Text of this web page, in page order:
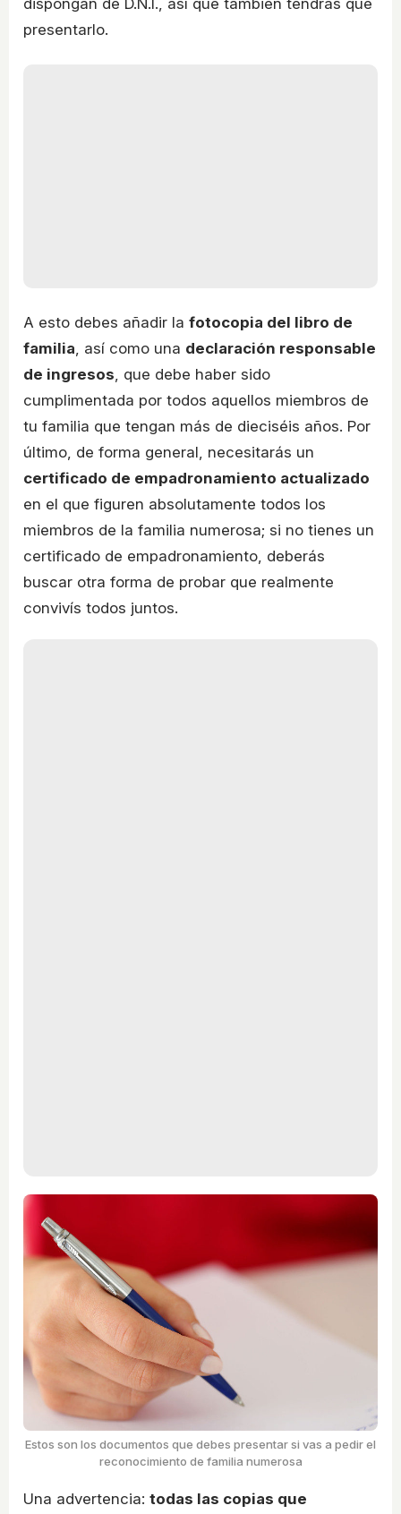
dispongan de D.N.I., así que también tendrás que
presentarlo.
A esto debes añadir la fotocopia del libro de
familia, así como una declaración responsable
de ingresos, que debe haber sido
cumplimentada por todos aquellos miembros de
tu familia que tengan más de dieciséis años. Por
último, de forma general, necesitarás un
certificado de empadronamiento actualizado
en el que figuren absolutamente todos los
miembros de la familia numerosa; si no tienes un
certificado de empadronamiento, deberás
buscar otra forma de probar que realmente
convivís todos juntos.
Estos son los documentos que debes presentar si vas a pedir el
reconocimiento de familia numerosa
Una advertencia: todas las copias que